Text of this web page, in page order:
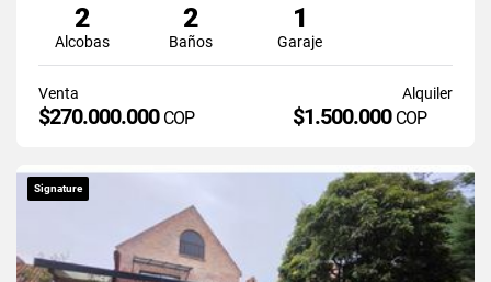
2
Alcobas
2
Baños
1
Garaje
Venta
$270.000.000 COP
Alquiler
$1.500.000 COP
Signature